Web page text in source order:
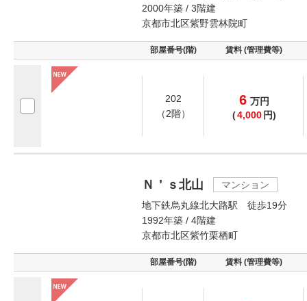
2000年築 / 3階建
京都市北区紫野雲林院町
部屋番号(階) 賃料 (管理費等)
202
（2階）
6 万円
(4,000 円)
Ｎ＇ｓ北山
マンション
地下鉄烏丸線北大路駅 徒歩19分
1992年築 / 4階建
京都市北区紫竹栗栖町
部屋番号(階) 賃料 (管理費等)